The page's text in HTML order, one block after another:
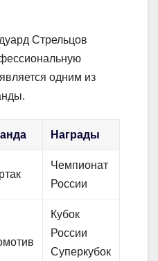
Стрельцов
одним из
Награды
Чемпионат
России
Кубок
России
Суперкубок